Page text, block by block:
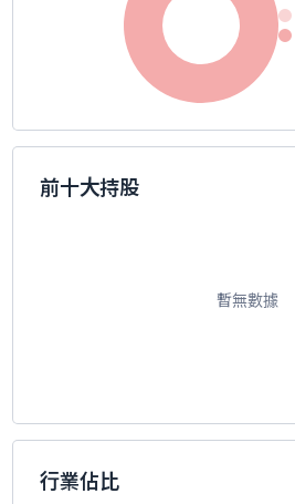
前十大持股
暫無數據
行業佔比